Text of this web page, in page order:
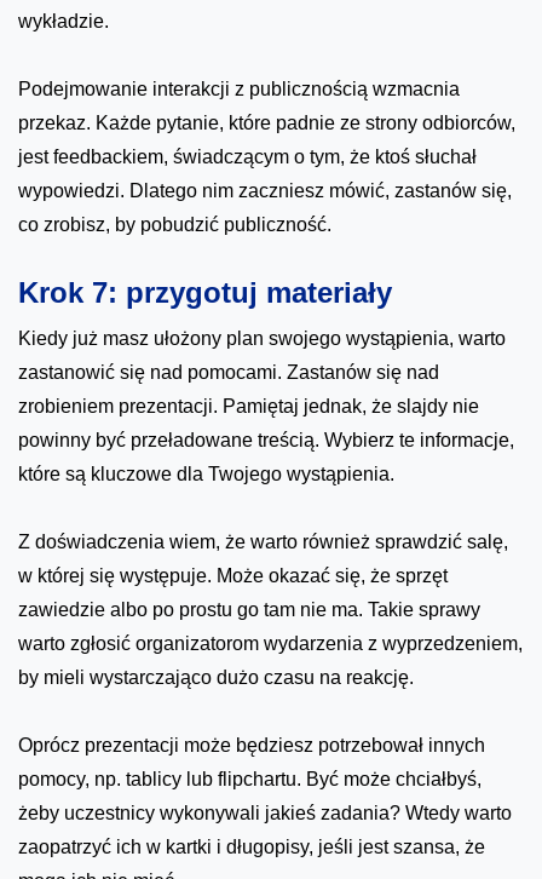
wykładzie.
Podejmowanie interakcji z publicznością wzmacnia
przekaz. Każde pytanie, które padnie ze strony odbiorców,
jest feedbackiem, świadczącym o tym, że ktoś słuchał
wypowiedzi. Dlatego nim zaczniesz mówić, zastanów się,
co zrobisz, by pobudzić publiczność.
Krok 7: przygotuj materiały
Kiedy już masz ułożony plan swojego wystąpienia, warto
zastanowić się nad pomocami. Zastanów się nad
zrobieniem prezentacji. Pamiętaj jednak, że slajdy nie
powinny być przeładowane treścią. Wybierz te informacje,
które są kluczowe dla Twojego wystąpienia.
Z doświadczenia wiem, że warto również sprawdzić salę,
w której się występuje. Może okazać się, że sprzęt
zawiedzie albo po prostu go tam nie ma. Takie sprawy
warto zgłosić organizatorom wydarzenia z wyprzedzeniem,
by mieli wystarczająco dużo czasu na reakcję.
Oprócz prezentacji może będziesz potrzebował innych
pomocy, np. tablicy lub flipchartu. Być może chciałbyś,
żeby uczestnicy wykonywali jakieś zadania? Wtedy warto
zaopatrzyć ich w kartki i długopisy, jeśli jest szansa, że